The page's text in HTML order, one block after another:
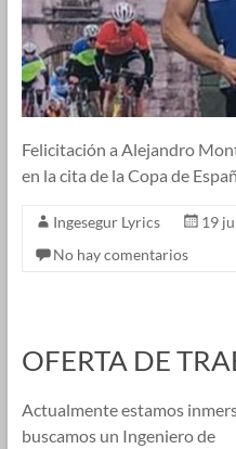
Felicitación a Alejandro
en la cita de la Copa de
Ingesegur Lyrics 19
No hay comentarios
OFERTA DE
Actualmente estamos
buscamos un Ingeniero de